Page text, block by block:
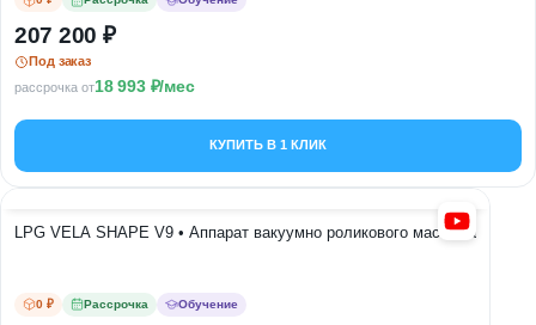
207 200
Под заказ
рассрочка от18 993 /мес
КУПИТЬ В 1 КЛИК
LPG VELA SHAPE V9 • Аппарат вакуумно роликового массажа
0 ₽ Рассрочка Обучение